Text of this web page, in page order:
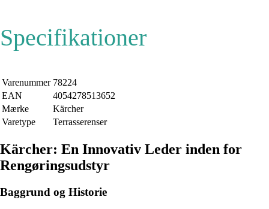
Specifikationer
Varenummer 78224
EAN
4054278513652
Mærke
Kärcher
Varetype
Terrasserenser
Kärcher: En Innovativ Leder inden for
Rengøringsudstyr
Baggrund og Historie